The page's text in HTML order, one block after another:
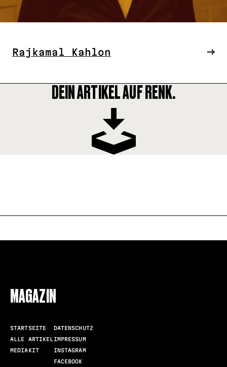
Rajkamal Kahlon
DEIN ARTIKEL AUF RENK.
MAGAZIN
STARTSEITE
ALLE ARTIKEL
MEDIAKIT
DATENSCHUTZ
IMPRESSUM
INSTAGRAM
FACEBOOK